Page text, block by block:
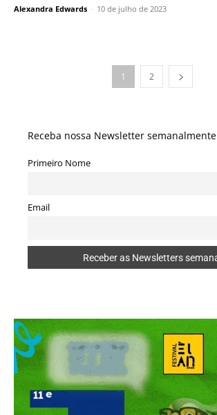
Alexandra Edwards - 10 de julho de 2023
1 2
Receba nossa Newsletter semanalmente
Primeiro Nome
Email